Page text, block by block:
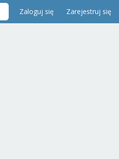
Zaloguj się Zarejestruj się